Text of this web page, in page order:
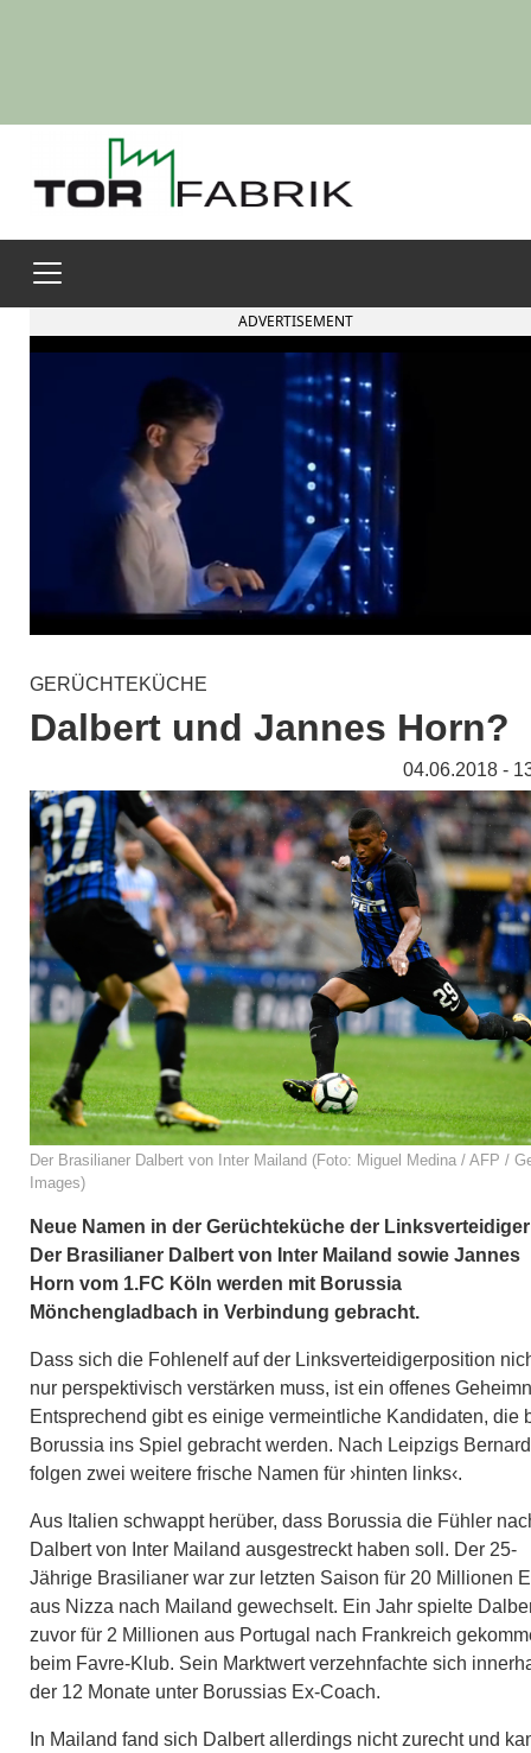
ADVERTISEMENT
GERÜCHTEKÜCHE
Dalbert und Jannes Horn?
04.06.2018 -
Der Brasilianer Dalbert von Inter Mailand (Foto: Miguel Medina / AFP /
Images)
Neue Namen in der Gerüchteküche der
Der Brasilianer Dalbert von Inter Mailand sowie Jannes
Horn vom 1.FC Köln werden mit Borussia
Mönchengladbach in Verbindung gebracht.
Dass sich die Fohlenelf auf der Linksverteidigerposition
nur perspektivisch verstärken muss, ist ein offenes
Entsprechend gibt es einige vermeintliche Kandidaten, die
Borussia ins Spiel gebracht werden. Nach Leipzigs
folgen zwei weitere frische Namen für ›hinten links‹.
Aus Italien schwappt herüber, dass Borussia die Fühler
Dalbert von Inter Mailand ausgestreckt haben soll. Der 25-
Jährige Brasilianer war zur letzten Saison für 20 Millionen
aus Nizza nach Mailand gewechselt. Ein Jahr spielte
zuvor für 2 Millionen aus Portugal nach Frankreich
beim Favre-Klub. Sein Marktwert verzehnfachte sich
der 12 Monate unter Borussias Ex-Coach.
In Mailand fand sich Dalbert allerdings nicht zurecht und